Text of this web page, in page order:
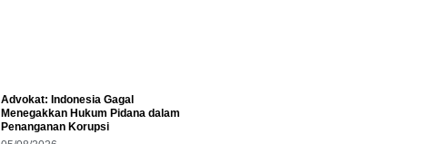
Advokat: Indonesia Gagal
Menegakkan Hukum Pidana dalam
Penanganan Korupsi